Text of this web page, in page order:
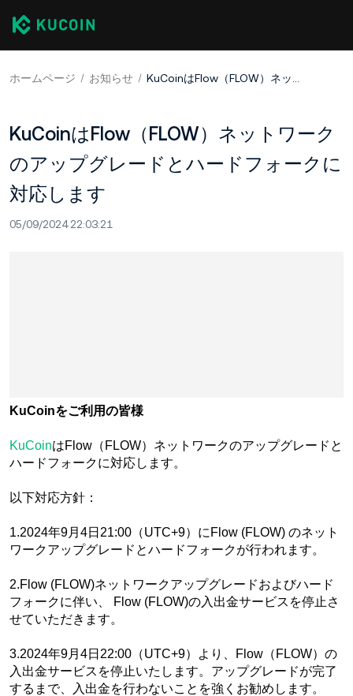
ホームページ お知らせ KuCoinはFlow（FLOW）ネットワークのアップグレードとハードフォークに対応します
KuCoinはFlow（FLOW）ネットワーク
のアップグレードとハードフォークに
対応します
05/09/2024 22:03:21
KuCoinをご利用の皆様
KuCoinはFlow（FLOW）ネットワークのアップグレードと
ハードフォークに対応します。
以下対応方針：
1.2024年9月4日21:00（UTC+9）にFlow (FLOW) のネット
ワークアップグレードとハードフォークが行われます。
2.Flow (FLOW)ネットワークアップグレードおよびハード
フォークに伴い、 Flow (FLOW)の入出金サービスを停止さ
せていただきます。
3.2024年9月4日22:00（UTC+9）より、Flow（FLOW）の
入出金サービスを停止いたします。アップグレードが完了
するまで、入出金を行わないことを強くお勧めします。